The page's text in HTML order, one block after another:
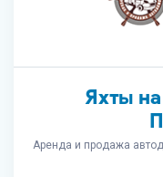
Яхты
Аренда и продажа